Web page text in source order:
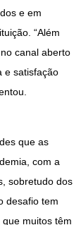
e em
“Além
canal aberto
e satisfação
que as
com a
sobretudo dos
desafio tem
muitos têm